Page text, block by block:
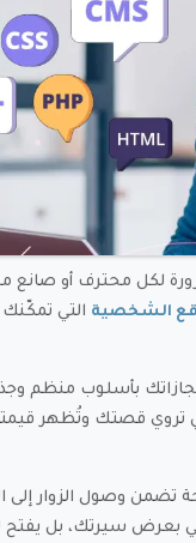
لكل محترف أو صانع
الشخصية التي
بأسلوب منظم
تروي قصتك وتُظهر
وصول الزوار إلى
بعرض سيرتك، بل